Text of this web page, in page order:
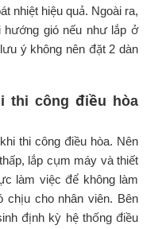
nhiệt hiệu quả. Ngoài ra,
hướng gió nếu như lắp ở
ý không nên đặt 2 dàn
thi công điều hòa
thi công điều hòa. Nên
lắp cụm máy và thiết
làm việc để không làm
chịu cho nhân viên. Bên
định kỳ hệ thống điều